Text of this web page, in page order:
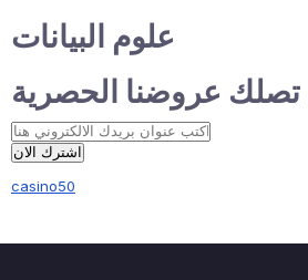
علوم البيانات
تصلك عروضنا الحصرية
اشترك الان
casino50